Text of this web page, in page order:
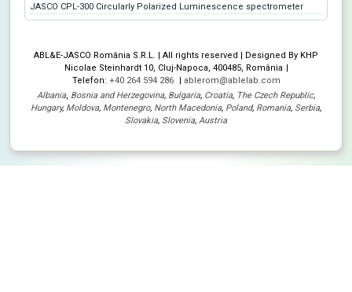
JASCO CPL-300 Circularly Polarized Luminescence spectrometer
ABL&E-JASCO România S.R.L. | All rights reserved | Designed By KHP
Nicolae Steinhardt 10, Cluj-Napoca, 400485, România
Telefon: +40 264 594 286
ablerom@ablelab.com
Albania, Bosnia and Herzegovina, Bulgaria, Croatia, The Czech Republic,
Hungary, Moldova, Montenegro, North Macedonia, Poland, Romania, Serbia,
Slovakia, Slovenia, Austria